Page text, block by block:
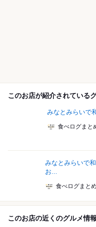
このお店が紹介されている
みなとみらいで
食べログまと
みなとみらいで
お...
食べログまと
このお店の近くのグルメ情